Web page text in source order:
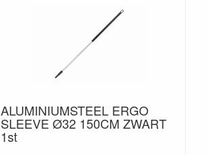
ALUMINIUMSTEEL ERGO
SLEEVE Ø32 150CM ZWART
1st